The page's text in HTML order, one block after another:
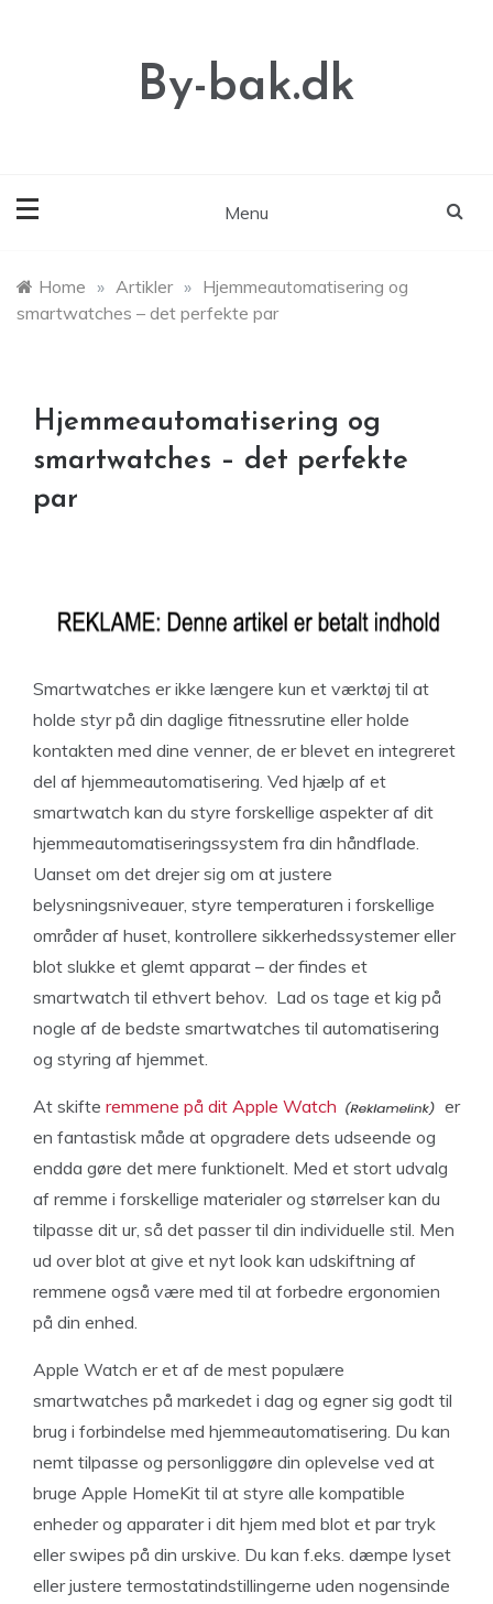
By-bak.dk
Menu
Home » Artikler » Hjemmeautomatisering og
smartwatches – det perfekte par
Hjemmeautomatisering og
smartwatches – det perfekte
par
Smartwatches er ikke længere kun et værktøj til at
holde styr på din daglige fitnessrutine eller holde
kontakten med dine venner, de er blevet en integreret
del af hjemmeautomatisering. Ved hjælp af et
smartwatch kan du styre forskellige aspekter af dit
hjemmeautomatiseringssystem fra din håndflade.
Uanset om det drejer sig om at justere
belysningsniveauer, styre temperaturen i forskellige
områder af huset, kontrollere sikkerhedssystemer eller
blot slukke et glemt apparat – der findes et
smartwatch til ethvert behov. Lad os tage et kig på
nogle af de bedste smartwatches til automatisering
og styring af hjemmet.
At skifte remmene på dit Apple Watch
er
en fantastisk måde at opgradere dets udseende og
endda gøre det mere funktionelt. Med et stort udvalg
af remme i forskellige materialer og størrelser kan du
tilpasse dit ur, så det passer til din individuelle stil. Men
ud over blot at give et nyt look kan udskiftning af
remmene også være med til at forbedre ergonomien
på din enhed.
Apple Watch er et af de mest populære
smartwatches på markedet i dag og egner sig godt til
brug i forbindelse med hjemmeautomatisering. Du kan
nemt tilpasse og personliggøre din oplevelse ved at
bruge Apple HomeKit til at styre alle kompatible
enheder og apparater i dit hjem med blot et par tryk
eller swipes på din urskive. Du kan f.eks. dæmpe lyset
eller justere termostatindstillingerne uden nogensinde